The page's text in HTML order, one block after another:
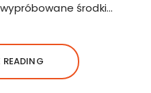
środki…